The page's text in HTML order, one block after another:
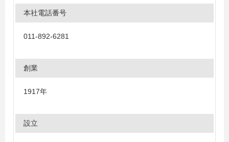
本社電話番号
011-892-6281
創業
1917年
設立